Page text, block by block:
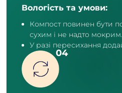
Вологість та умови:
Компост повинен бути
сухим і не надто мокрим.
У разі пересихання